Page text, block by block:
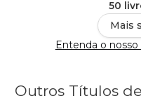
50
Mais
Entenda o
Outros Títulos